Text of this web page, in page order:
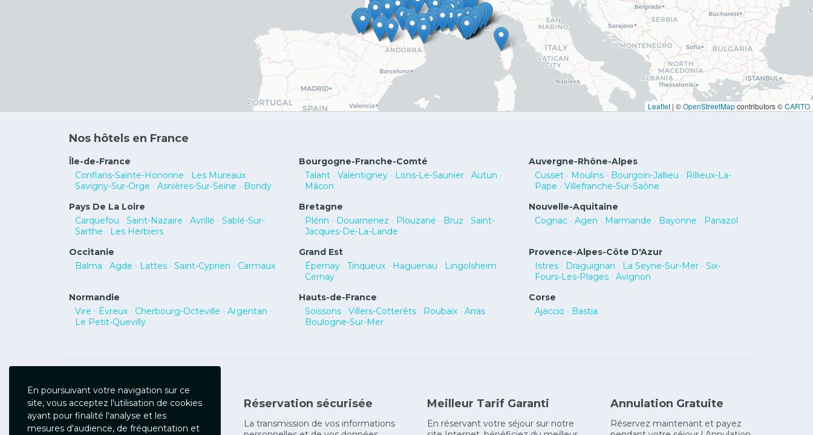
Leaflet | ©OpenStreetMapcontributors ©CARTO
Nos hôtels en France
Île-de-France
Conflans-Sainte-Honorine • Les Mureaux •
Savigny-Sur-Orge • Asnières-Sur-Seine • Bondy
Bourgogne-Franche-Comté
Talant • Valentigney • Lons-Le-Saunier • Autun •
Mâcon
Auvergne-Rhône-Alpes
Cusset • Moulins • Bourgoin-Jallieu • Rillieux-La-
Pape • Villefranche-Sur-Saône
Pays De La Loire
Carquefou • Saint-Nazaire • Avrillé • Sablé-Sur-
Sarthe • Les Herbiers
Bretagne
Plérin • Douarnenez • Plouzané • Bruz • Saint-
Jacques-De-La-Lande
Nouvelle-Aquitaine
Cognac • Agen • Marmande • Bayonne • Panazol
Occitanie
Balma • Agde • Lattes • Saint-Cyprien • Carmaux
Grand Est
Épernay • Tinqueux • Haguenau • Lingolsheim •
Cernay
Provence-Alpes-Côte D'Azur
Istres • Draguignan • La Seyne-Sur-Mer • Six-
Fours-Les-Plages • Avignon
Normandie
Vire • Évreux • Cherbourg-Octeville • Argentan •
Le Petit-Quevilly
Hauts-de-France
Soissons • Villers-Cotterêts • Roubaix • Arras •
Boulogne-Sur-Mer
Corse
Ajaccio • Bastia
Galaxy Hôtels
Réservation sécurisée
La transmission de vos informations
Meilleur Tarif Garanti
En réservant votre séjour sur notre
Annulation Gratuite
Réservez maintenant et payez
En poursuivant votre navigation sur ce
site, vous acceptez l'utilisation de cookies
ayant pour finalité l'analyse et les
mesures d'audience, de fréquentation et